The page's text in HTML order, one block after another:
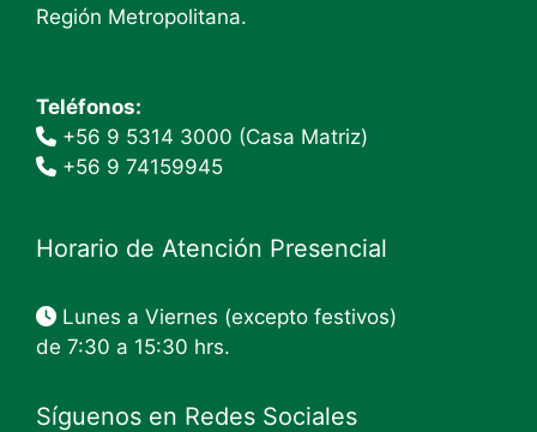
Región Metropolitana.
Teléfonos:
+56 9 5314 3000 (Casa Matriz)
+56 9 74159945
Horario de Atención Presencial
Lunes a Viernes (excepto festivos)
de 7:30 a 15:30 hrs.
Síguenos en Redes Sociales